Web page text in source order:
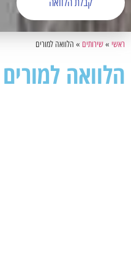
ראשי »שירותים » הלוואה למורים
הלוואה למורים